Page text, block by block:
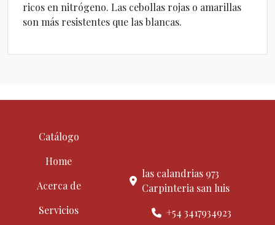
ricos en nitrógeno. Las cebollas rojas o amarillas
son más resistentes que las blancas.
Catálogo
Home
Acerca de
Servicios
las calandrias 973
Carpinteria san luis
+54 3417934923